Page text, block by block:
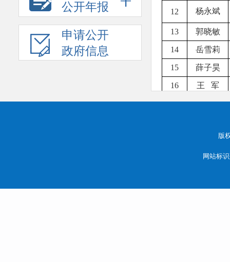
公开年报
申请公开
政府信息
12 杨永斌
13 郭晓敏
14 岳雪莉
15 薛子昊
16 王 军
17 赵海勇
21
版
网站标